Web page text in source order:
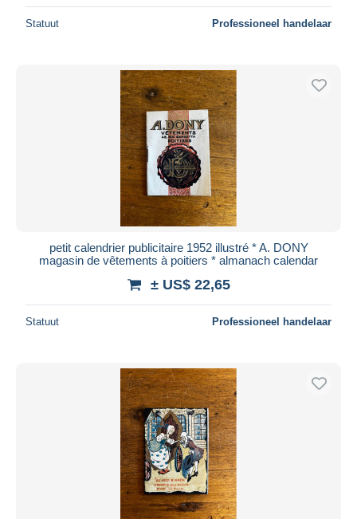
Statuut Professioneel handelaar
petit calendrier publicitaire 1952 illustré * A. DONY
magasin de vêtements à poitiers * almanach calendar
± US$ 22,65
Statuut Professioneel handelaar